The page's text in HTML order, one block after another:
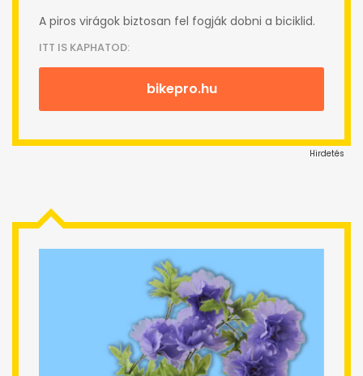
A piros virágok biztosan fel fogják dobni a biciklid.
ITT IS KAPHATOD:
bikepro.hu
Hirdetés